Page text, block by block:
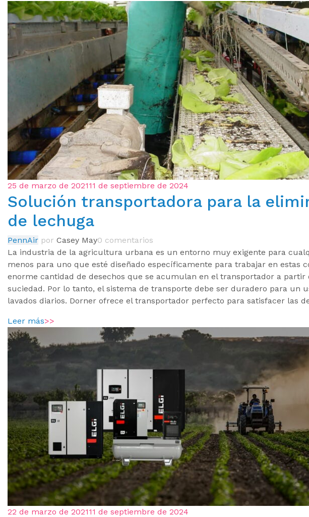
25 de marzo de 202111 de septiembre de 2024
Solución transportadora para la
de lechuga
PennAir por Casey May0 comentarios
La industria de la agricultura urbana es un entorno muy exigente para
menos para uno que esté diseñado específicamente para trabajar en estas
enorme cantidad de desechos que se acumulan en el transportador a partir
suciedad. Por lo tanto, el sistema de transporte debe ser duradero para un
lavados diarios. Dorner ofrece el transportador perfecto para satisfacer las
Leer más>>
22 de marzo de 202111 de septiembre de 2024